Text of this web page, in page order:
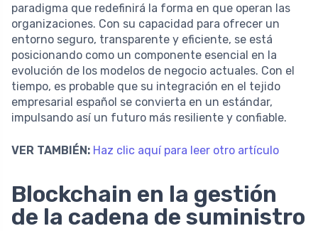
paradigma que redefinirá la forma en que operan las
organizaciones. Con su capacidad para ofrecer un
entorno seguro, transparente y eficiente, se está
posicionando como un componente esencial en la
evolución de los modelos de negocio actuales. Con el
tiempo, es probable que su integración en el tejido
empresarial español se convierta en un estándar,
impulsando así un futuro más resiliente y confiable.
VER TAMBIÉN: Haz clic aquí para leer otro artículo
Blockchain en la gestión
de la cadena de suministro